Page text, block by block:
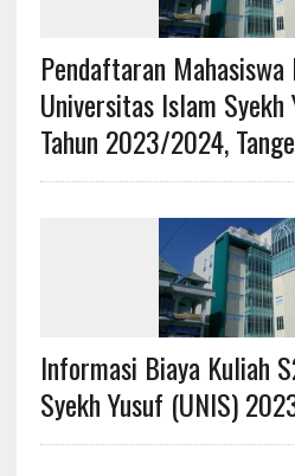
Pendaftaran
Universitas Islam Syekh
Tahun 2023/2024,
Informasi Biaya Kuliah
Syekh Yusuf (UNIS)